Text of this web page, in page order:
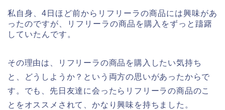
私自身、4日ほど前からリフリーラの商品には興味があ
ったのですが、リフリーラの商品を購入をずっと躊躇
していたんです。
その理由は、リフリーラの商品を購入したい気持ち
と、どうしようか？という両方の思いがあったからで
す。でも、先日友達に会ったらリフリーラの商品のこ
とをオススメされて、かなり興味を持ちました。